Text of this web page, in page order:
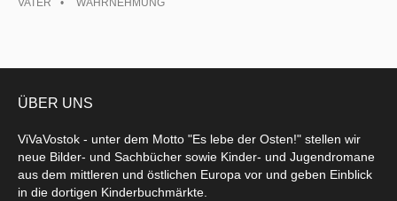
VATER
WAHRNEHMUNG
ÜBER UNS
ViVaVostok - unter dem Motto "Es lebe der Osten!" stellen wir
neue Bilder- und Sachbücher sowie Kinder- und Jugendromane
aus dem mittleren und östlichen Europa vor und geben Einblick
in die dortigen Kinderbuchmärkte.